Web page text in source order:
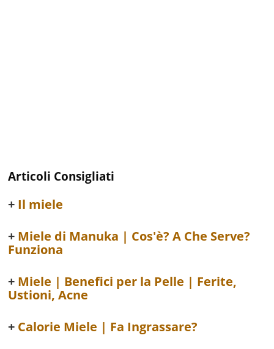
Articoli Consigliati
Il miele
Miele di Manuka | Cos'è? A Che Serve?
Funziona
Miele | Benefici per la Pelle | Ferite,
Ustioni, Acne
Calorie Miele | Fa Ingrassare?